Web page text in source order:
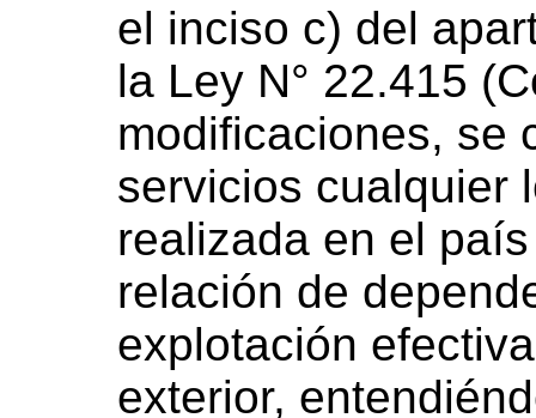
el inciso c) del
la Ley N° 22.415
modificaciones, se
servicios cualquier
realizada en el
relación de
explotación
exterior,